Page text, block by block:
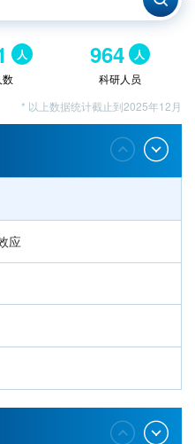
人
数
964 人
科研人员
* 以上数据统计截止到2025年12月
应